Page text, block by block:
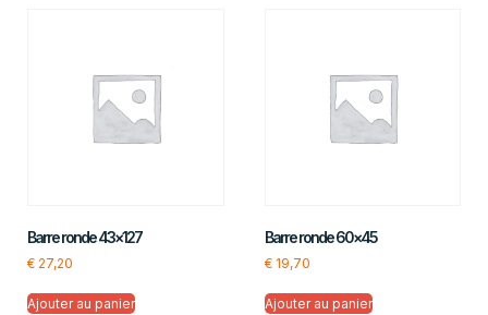
Barre ronde 43×127
€ 27,20
Ajouter au panier
Barre ronde 60×45
€19,70
Ajouter au panier